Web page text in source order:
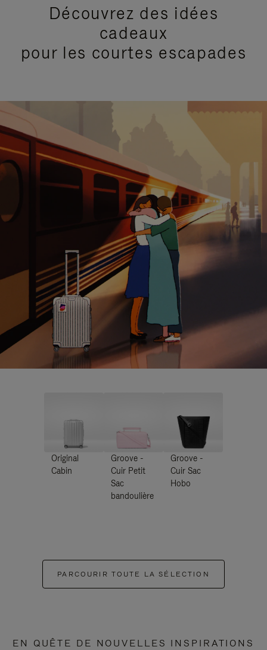
Découvrez des idées
cadeaux
pour les courtes escapades
Original
Cabin
Groove -
Cuir Petit
Sac
bandoulière
Groove -
Cuir Sac
Hobo
PARCOURIR TOUTE LA SÉLECTION
EN QUÊTE DE NOUVELLES INSPIRATIONS